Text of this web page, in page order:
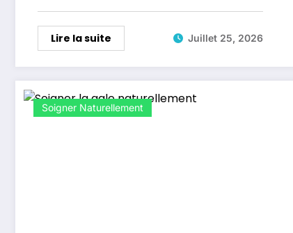
Lire la suite Juillet 25, 2026
Soigner Naturellement